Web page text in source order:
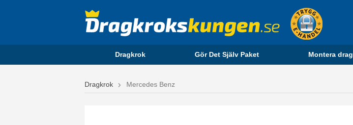
Dragkrok Gör Det Själv Paket Montera
Dragkrok Mercedes Benz